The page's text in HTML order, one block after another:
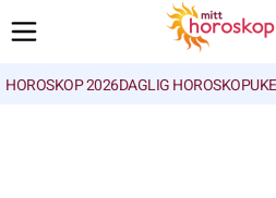
HOROSKOP 2026DAGLIG HOROSKOP